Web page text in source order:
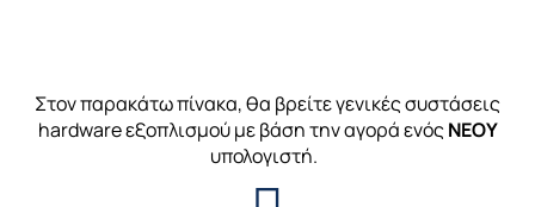
Στον παρακάτω πίνακα, θα βρείτε γενικές συστάσεις
hardwareεξοπλισμού με βάση την αγορά ενόςΝΕΟΥ
υπολογιστή.